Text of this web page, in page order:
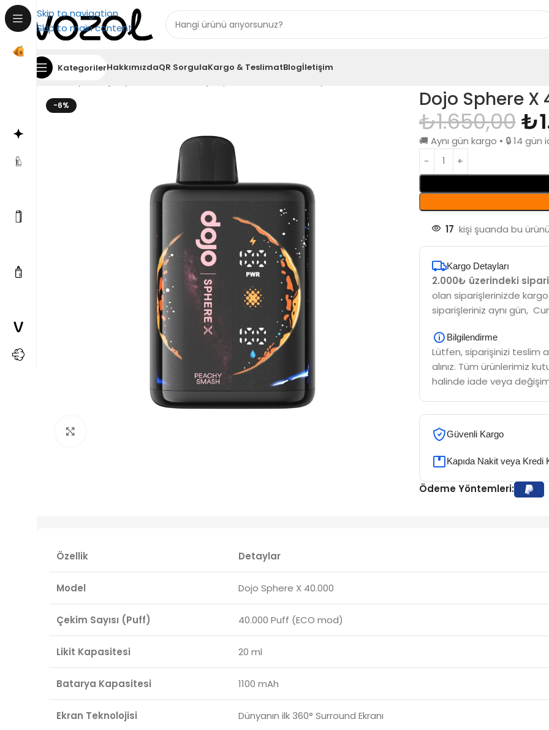
Skip to navigation
Skip to main content
KategorilerHakkımızdaQR SorgulaKargo & TeslimatBlogİletişim
Ana Sayfa
-6% Dojo Sphere
₺1.650,00₺
🚚 Aynı gün kargo • 🔒 14
17 kişi şuanda bu
Kargo Detayları
2.000₺ üzerindeki
olan siparişlerinizde
siparişleriniz aynı gün,
Bilgilendirme
Lütfen, siparişinizi teslim
alınız. Tüm ürünlerimiz
halinde iade veya
Güvenli Kargo
Kapıda Nakit veya Kredi
Ödeme Yöntemleri:
Özellik Detaylar
Model Dojo Sphere X 40.000
Çekim Sayısı (Puff) 40.000 Puff (ECO mod)
Likit Kapasitesi 20 ml
Batarya Kapasitesi 1100 mAh
Ekran Teknolojisi Dünyanın ilk 360° Surround Ekranı